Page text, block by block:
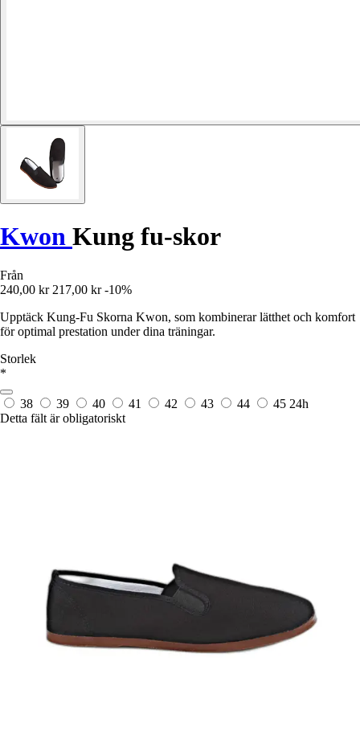
Kwon Kung fu-skor
Från
240,00 kr 217,00 kr -10%
Upptäck Kung-Fu Skorna Kwon, som kombinerar lätthet och komfort
för optimal prestation under dina träningar.
Storlek
*
38 39 40 41 42 43 44 45 24h
Detta fält är obligatoriskt